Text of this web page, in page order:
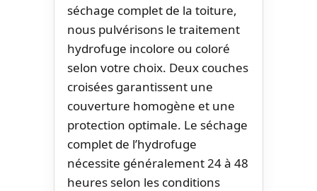
séchage complet de la toiture,
nous pulvérisons le traitement
hydrofuge incolore ou coloré
selon votre choix. Deux couches
croisées garantissent une
couverture homogène et une
protection optimale. Le séchage
complet de l’hydrofuge
nécessite généralement 24 à 48
heures selon les conditions